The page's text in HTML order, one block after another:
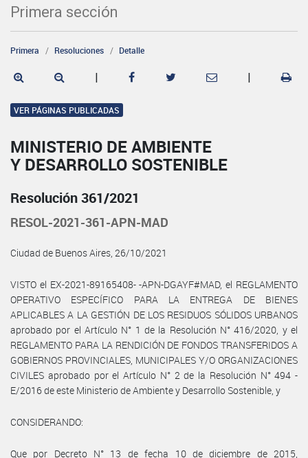
Primera sección
Primera Resoluciones Detalle
| |
VER PÁGINAS PUBLICADAS
MINISTERIO DE AMBIENTE
Y DESARROLLO SOSTENIBLE
Resolución 361/2021
RESOL-2021-361-APN-MAD
Ciudad de Buenos Aires, 26/10/2021
VISTO el EX-2021-89165408- -APN-DGAYF#MAD, el REGLAMENTO
OPERATIVO ESPECÍFICO PARA LA ENTREGA DE BIENES
APLICABLES A LA GESTIÓN DE LOS RESIDUOS SÓLIDOS URBANOS
aprobado por el Artículo N° 1 de la Resolución N° 416/2020, y el
REGLAMENTO PARA LA RENDICIÓN DE FONDOS TRANSFERIDOS A
GOBIERNOS PROVINCIALES, MUNICIPALES Y/O ORGANIZACIONES
CIVILES aprobado por el Artículo N° 2 de la Resolución N° 494 -
E/2016 de este Ministerio de Ambiente y Desarrollo Sostenible, y
CONSIDERANDO:
Que por Decreto N° 13 de fecha 10 de diciembre de 2015,